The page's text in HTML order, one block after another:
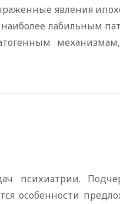
явления
наиболее лабильным
психиатрии.
особенности